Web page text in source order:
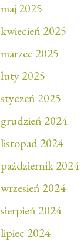
maj 2025
kwiecień 2025
marzec 2025
luty 2025
styczeń 2025
grudzień 2024
listopad 2024
październik 2024
wrzesień 2024
sierpień 2024
lipiec 2024